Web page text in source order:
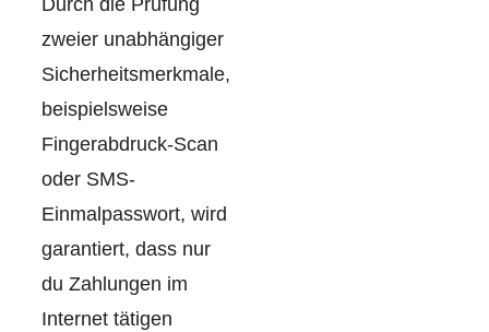
Durch die Prüfung
zweier unabhängiger
Sicherheitsmerkmale,
beispielsweise
Fingerabdruck-Scan
oder SMS-
Einmalpasswort, wird
garantiert, dass nur
du Zahlungen im
Internet tätigen